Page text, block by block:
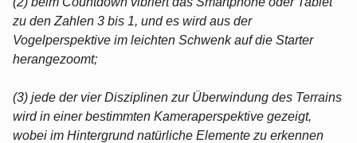
zu den Zahlen 3 bis 1, und es wird aus der
Vogelperspektive im leichten Schwenk auf die Starter
herangezoomt;
(3) jede der vier Disziplinen zur Überwindung des Terrains
wird in einer bestimmten Kameraperspektive gezeigt,
wobei im Hintergrund natürliche Elemente zu erkennen